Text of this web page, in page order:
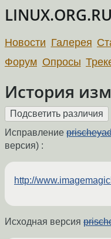
LINUX.ORG.RU
Новости Галерея
Форум Опросы
История
Исправление
версия) :
http://
Исходная версия